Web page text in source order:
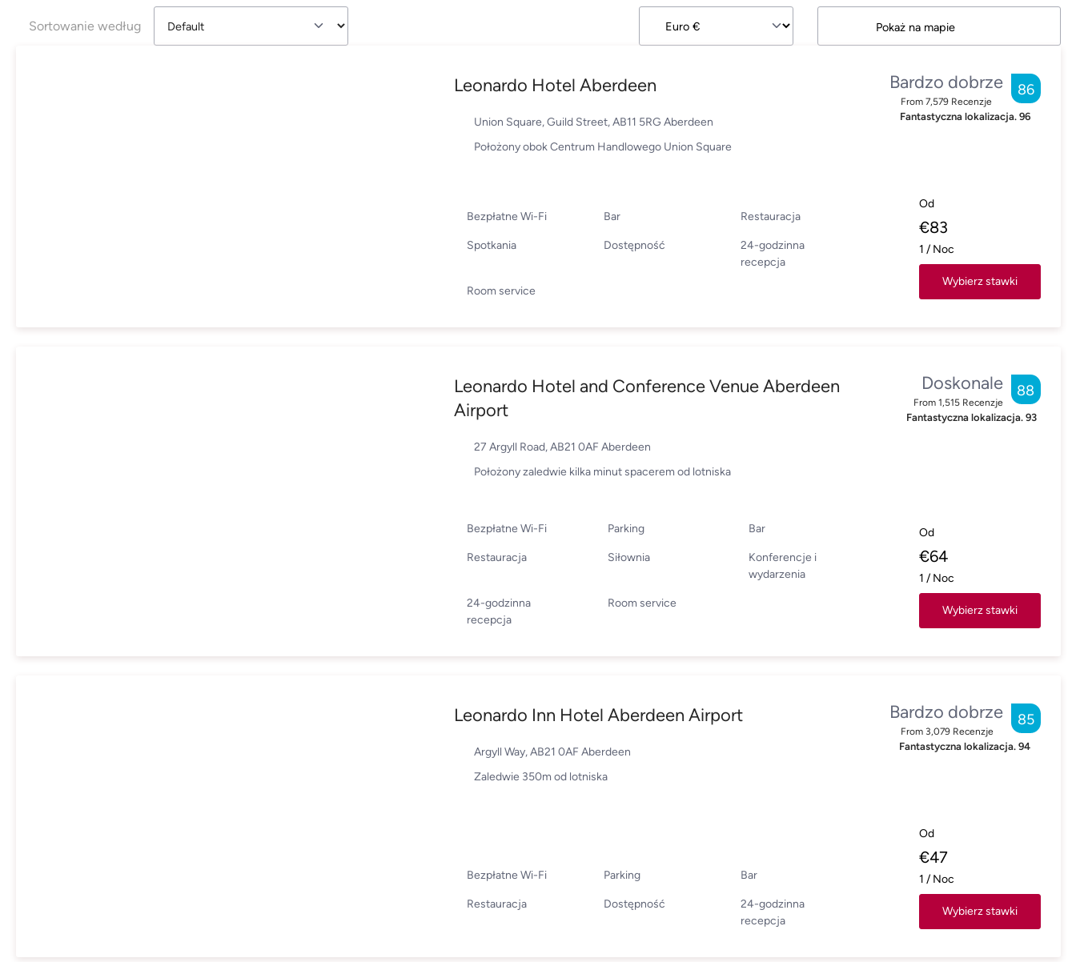
Sortowanie według Pokaż na mapie
Leonardo Hotel Aberdeen
Union Square, Guild Street, AB11 5RG Aberdeen
Położony obok Centrum Handlowego Union Square
Bardzo dobrze
From 7,579 Recenzje
86
Fantastyczna lokalizacja. 96
Bezpłatne Wi-Fi Bar Restauracja
Spotkania Dostępność
24-godzinna
recepcja
Room service
Od
€83
1 / Noc
Wybierz stawki
Leonardo Hotel and Conference Venue Aberdeen
Airport
27 Argyll Road, AB21 0AF Aberdeen
Położony zaledwie kilka minut spacerem od lotniska
Doskonale
From 1,515 Recenzje
88
Fantastyczna lokalizacja. 93
Bezpłatne Wi-Fi Parking Bar
Restauracja Siłownia
Konferencje i
wydarzenia
24-godzinna
recepcja
Room service
Od
€64
1 / Noc
Wybierz stawki
Leonardo Inn Hotel Aberdeen Airport
Argyll Way, AB21 0AF Aberdeen
Zaledwie 350m od lotniska
Bardzo dobrze
From 3,079 Recenzje
85
Fantastyczna lokalizacja. 94
Bezpłatne Wi-Fi Parking Bar
Restauracja Dostępność
24-godzinna
recepcja
Od
€47
1 / Noc
Wybierz stawki